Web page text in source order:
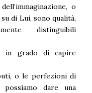
o
di Lui, sono qualità,
distinguibili
in grado di capire
o le perfezioni di
dare una